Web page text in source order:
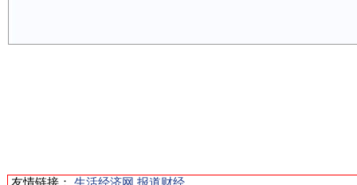
友情链接： 生活经济网 报道财经